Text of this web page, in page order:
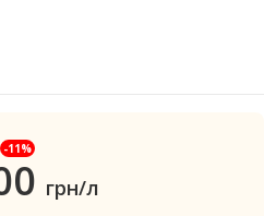
-11%
грн/л